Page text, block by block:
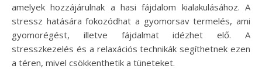
amelyek hozzájárulnak a hasi fájdalom kialakulásához. A
stressz hatására fokozódhat a gyomorsav termelés, ami
gyomorégést, illetve fájdalmat idézhet elő. A
stresszkezelés és a relaxációs technikák segíthetnek ezen
a téren, mivel csökkenthetik a tüneteket.